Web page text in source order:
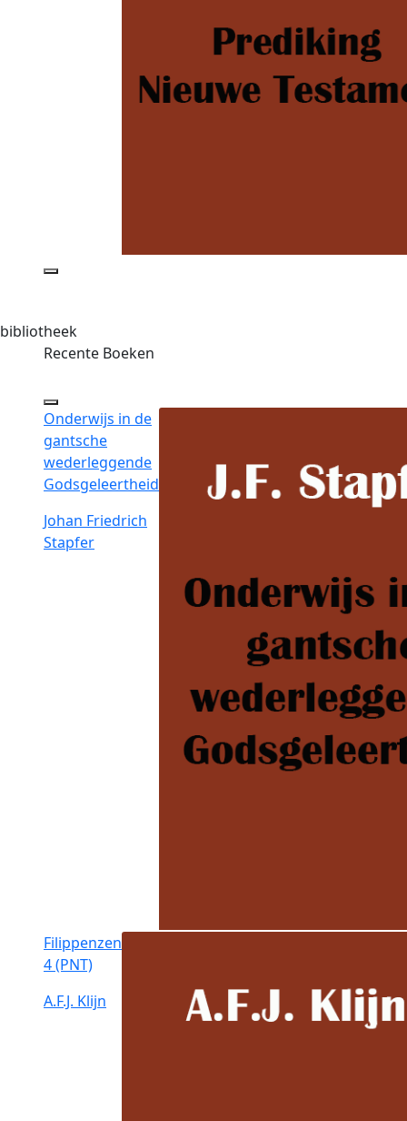
bibliotheek
Recente Boeken
Onderwijs in de
gantsche
wederleggende
Godsgeleertheid
Johan Friedrich
Stapfer
Filippenzen
4 (PNT)
A.F.J. Klijn